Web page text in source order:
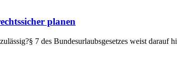
planen
7 des Bundesurlaubsgesetzes weist